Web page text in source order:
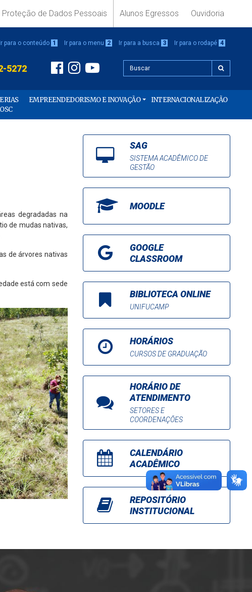
Proteção de Dados Pessoais Alunos Egressos Ouvidoria
Ir para o conteúdo 1 Ir para o menu 2 Ir para a busca 3 Ir para o rodapé 4
5272
EMPREENDEDORISMO E INOVAÇÃO INTERNACIONALIZAÇÃO
degradadas na
de mudas nativas,
de árvores nativas
está com sede
SAG
SISTEMA ACADÊMICO DE
GESTÃO
MOODLE
GOOGLE
CLASSROOM
BIBLIOTECA ONLINE
UNIFUCAMP
HORÁRIOS
CURSOS DE GRADUAÇÃO
HORÁRIO DE
ATENDIMENTO
SETORES E
COORDENAÇÕES
CALENDÁRIO
ACADÊMICO
REPOSITÓRIO
INSTITUCIONAL